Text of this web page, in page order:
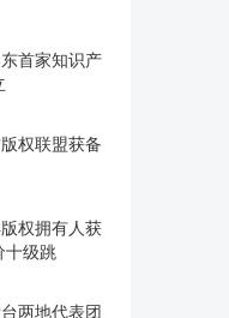
首家知识产
权联盟获备
权拥有人获
十级跳
两地代表团